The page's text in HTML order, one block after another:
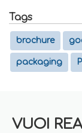
Tags
brochure
packaging
VUOI